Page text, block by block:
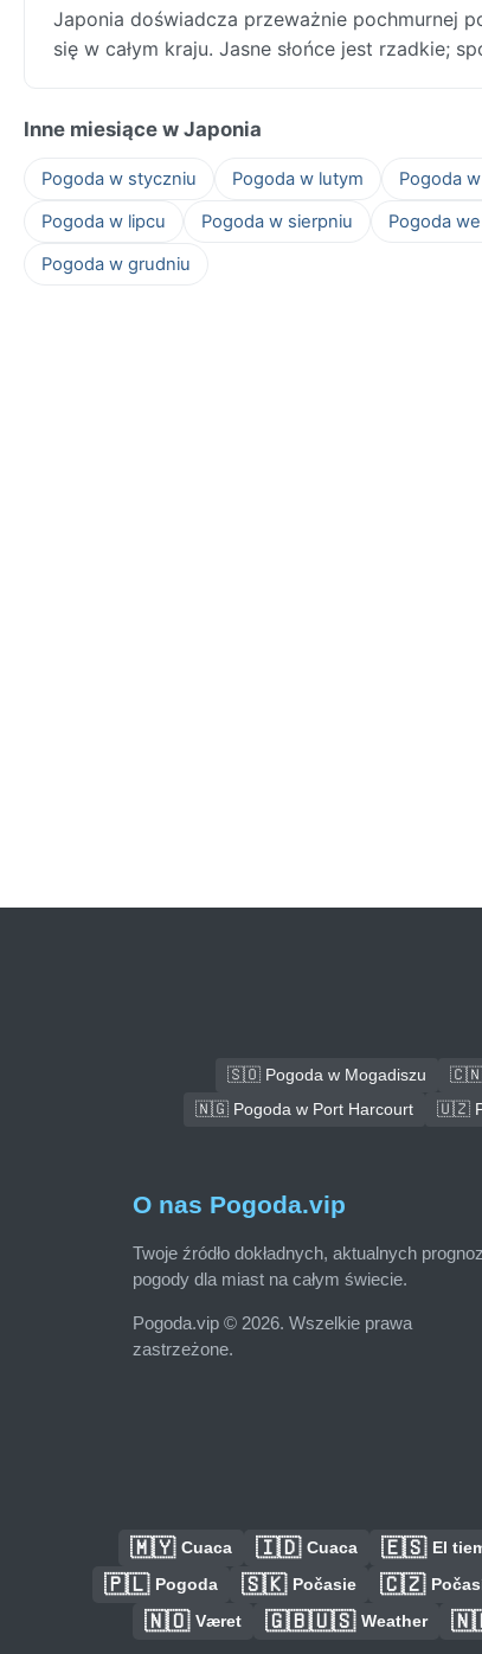
Japonia doświadcza przeważnie pochmurnej
się w całym kraju. Jasne słońce jest rzadkie;
Inne miesiące w Japonia
Pogoda w styczniu Pogoda w lutym Pogoda
Pogoda w lipcu
Pogoda w sierpniu Pogoda
Pogoda w grudniu
🇸🇴 Pogoda w Mogadiszu 🇨🇳
🇳🇬 Pogoda w Port Harcourt
🇺🇿
O nas Pogoda.vip
Twoje źródło dokładnych, aktualnych prognoz
pogody dla miast na całym świecie.
Pogoda.vip © 2026. Wszelkie prawa
zastrzeżone.
🇲🇾 Cuaca 🇮🇩 Cuaca 🇪🇸 El
🇵🇱 Pogoda 🇸🇰 Počasie 🇨🇿
🇳🇴 Været 🇬🇧🇺🇸 Weather